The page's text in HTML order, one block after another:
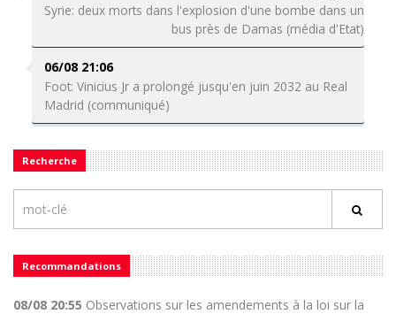
Syrie: deux morts dans l'explosion d'une bombe dans un
bus près de Damas (média d'Etat)
06/08 21:06
Foot: Vinicius Jr a prolongé jusqu'en juin 2032 au Real
Madrid (communiqué)
Recherche
Recommandations
08/08 20:55 Observations sur les amendements à la loi sur la